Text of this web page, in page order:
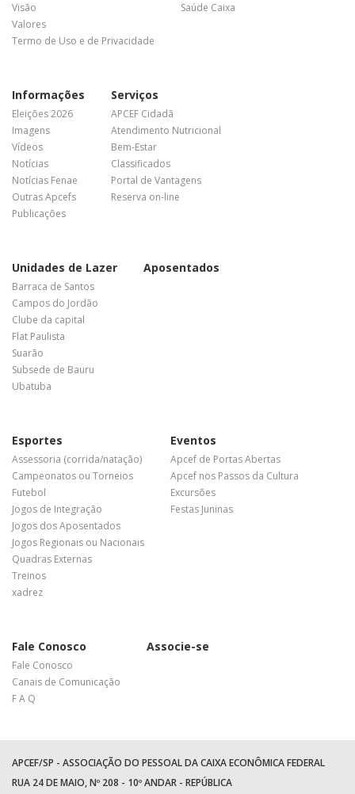
Visão
Valores
Termo de Uso e de Privacidade
Saúde Caixa
Informações
Eleições 2026
Imagens
Vídeos
Notícias
Notícias Fenae
Outras Apcefs
Publicações
Serviços
APCEF Cidadã
Atendimento Nutricional
Bem-Estar
Classificados
Portal de Vantagens
Reserva on-line
Unidades de Lazer
Barraca de Santos
Campos do Jordão
Clube da capital
Flat Paulista
Suarão
Subsede de Bauru
Ubatuba
Aposentados
Esportes
Assessoria (corrida/natação)
Campeonatos ou Torneios
Futebol
Jogos de Integração
Jogos dos Aposentados
Jogos Regionais ou Nacionais
Quadras Externas
Treinos
xadrez
Eventos
Apcef de Portas Abertas
Apcef nos Passos da Cultura
Excursões
Festas Juninas
Fale Conosco
Fale Conosco
Canais de Comunicação
F A Q
Associe-se
APCEF/SP - ASSOCIAÇÃO DO PESSOAL DA CAIXA ECONÔMICA FEDERAL
RUA 24 DE MAIO, Nº 208 - 10º ANDAR - REPÚBLICA